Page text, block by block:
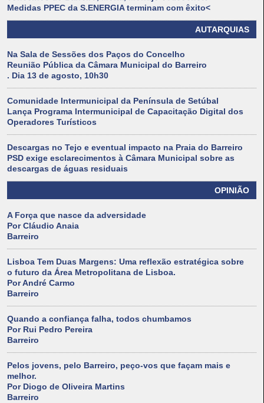
Medidas PPEC da S.ENERGIA terminam com êxito<
AUTARQUIAS
Na Sala de Sessões dos Paços do Concelho
Reunião Pública da Câmara Municipal do Barreiro
. Dia 13 de agosto, 10h30
Comunidade Intermunicipal da Península de Setúbal
Lança Programa Intermunicipal de Capacitação Digital dos
Operadores Turísticos
Descargas no Tejo e eventual impacto na Praia do Barreiro
PSD exige esclarecimentos à Câmara Municipal sobre as
descargas de águas residuais
OPINIÃO
A Força que nasce da adversidade
Por Cláudio Anaia
Barreiro
Lisboa Tem Duas Margens: Uma reflexão estratégica sobre
o futuro da Área Metropolitana de Lisboa.
Por André Carmo
Barreiro
Quando a confiança falha, todos chumbamos
Por Rui Pedro Pereira
Barreiro
Pelos jovens, pelo Barreiro, peço-vos que façam mais e
melhor.
Por Diogo de Oliveira Martins
Barreiro